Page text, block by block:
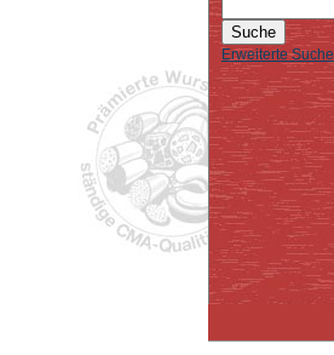
Erweiterte Suche